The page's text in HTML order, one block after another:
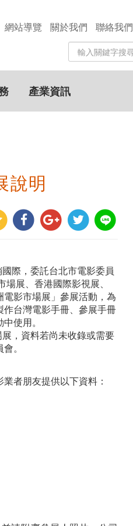
網站導覽 關於我們 聯絡我們
站
內
搜
尋
關
鍵
產業資訊
說明
際，委託台北市電影委員
展、香港國際影視展、
影市場展」參展活動，為
台灣電影手冊、參展手冊
使用。
，資料若尚未收錄或需要
。
者朋友提供以下資料：